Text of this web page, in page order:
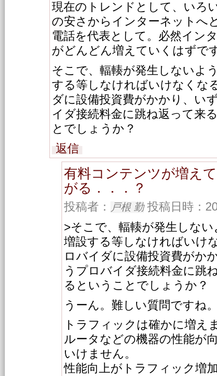
現在のトレンドとして、いろ
の安さからインターネットへ
電話を代表として。必然イン
がどんどん増えていくはずで
そこで、輻輳が発生しないよ
する等しなければいけなくな
ダに設備投資費がかかり、い
イダ接続料金に跳ね返って来
とでしょうか？
返信
有料コンテンツが増え
がる．．．？
投稿者： 戸根 勤投稿日時：
>そこで、輻輳が発生しな
増設する等しなければいけ
ロバイダに設備投資費がか
うプロバイダ接続料金に跳
るということでしょうか？
うーん。難しい質問ですね
トラフィックは確かに増え
ルータなどの機器の性能が
いけません。
性能向上がトラフィック増